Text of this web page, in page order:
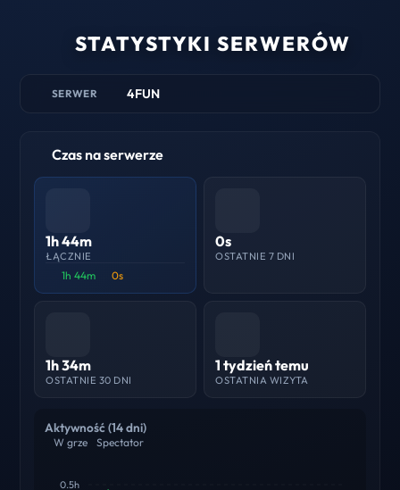
STATYSTYKI SERWERÓW
SERWER 4FUN
Czas na serwerze
1h 44m
ŁĄCZNIE
1h 44m 0s
0s
OSTATNIE 7 DNI
1h 34m
OSTATNIE 30 DNI
1 tydzień temu
OSTATNIA WIZYTA
Aktywność (14 dni)
W grze Spectator
0.5h